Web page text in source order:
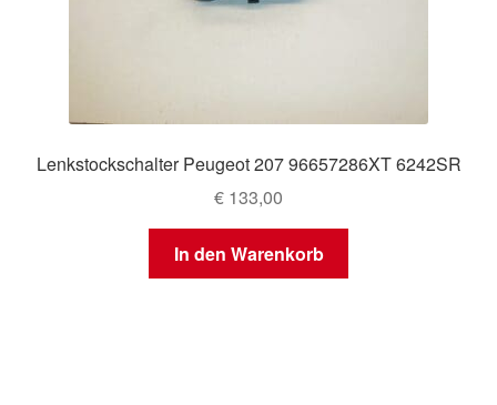
Lenkstockschalter Peugeot 207 96657286XT 6242SR
€ 133,00
In den Warenkorb